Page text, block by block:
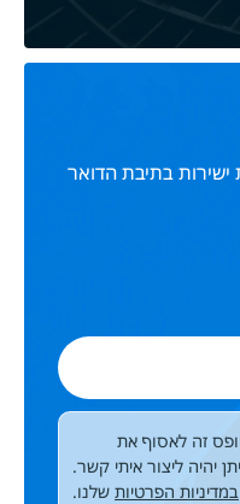
בתיבת הדואר
זה לאסוף את
יהיה ליצור איתי קשר.
במדיניות הפרטיות שלנו.